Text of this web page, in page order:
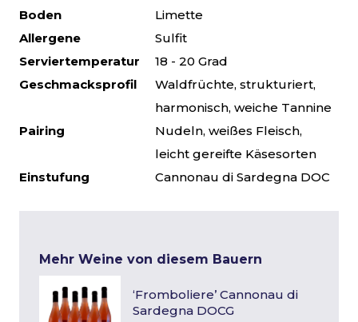
Boden
Limette
Allergene
Sulfit
Serviertemperatur
18 - 20 Grad
Geschmacksprofil
Waldfrüchte, strukturiert,
harmonisch, weiche Tannine
Pairing
Nudeln, weißes Fleisch,
leicht gereifte Käsesorten
Einstufung
Cannonau di Sardegna DOC
Mehr Weine von diesem Bauern
‘Fromboliere’ Cannonau di
Sardegna DOCG